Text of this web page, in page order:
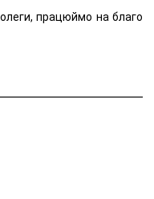
працюймо на благо